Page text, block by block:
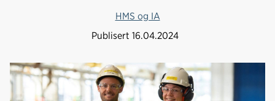
HMS og IA
Publisert 16.04.2024